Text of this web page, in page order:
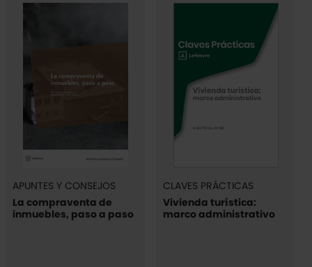
APUNTES Y CONSEJOS
La compraventa de
inmuebles, paso a paso
CLAVES PRÁCTICAS
Vivienda turística:
marco administrativo